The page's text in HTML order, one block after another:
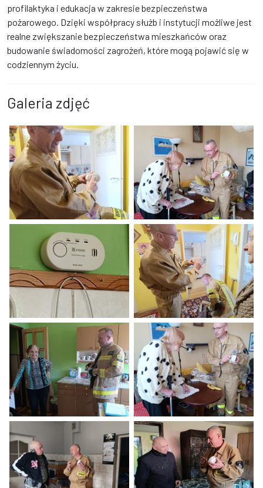
profilaktyka i edukacja w zakresie bezpieczeństwa
pożarowego. Dzięki współpracy służb i instytucji możliwe jest
realne zwiększanie bezpieczeństwa mieszkańców oraz
budowanie świadomości zagrożeń, które mogą pojawić się w
codziennym życiu.
Galeria zdjęć
Mężczyzna w brązowej kurtce i okularach stoi w jasnym,
Trzy osoby stoją w jasnym
Biały czujnik dymu zamontowany na zielonej ścianie obok
Mężczyzna w brązowej kurtce
Mężczyzna w brązowej kamizelce i kobieta stoi w kuchni z
Mężczyzna w okularach i